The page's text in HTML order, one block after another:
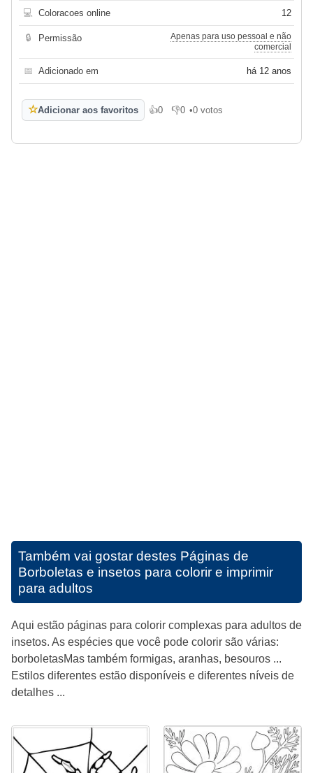
💻 Coloracoes online 12
🔒 Permissão
Apenas para uso pessoal e não
comercial
📅 Adicionado em há 12 anos
☆Adicionar aos favoritos 👍0
Gosto 👎0
Não gosto
•0 votos
Também vai gostar destes Páginas de
Borboletas e insetos para colorir e imprimir
para adultos
Aqui estão páginas para colorir complexas para adultos de
insetos. As espécies que você pode colorir são várias:
borboletasMas também formigas, aranhas, besouros ...
Estilos diferentes estão disponíveis e diferentes níveis de
detalhes ...